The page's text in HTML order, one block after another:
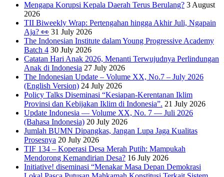
Mengapa Korupsi Kepala Daerah Terus Berulang? 3 August
2026
TII Biweekly Wrap: Pertengahan hingga Akhir Juli, Ngapain
Aja? 👀 31 July 2026
The Indonesian Institute dalam Young Progressive Academy
Batch 4 30 July 2026
Catatan Hari Anak 2026, Menanti Terwujudnya Perlindungan
Anak di Indonesia 27 July 2026
The Indonesian Update – Volume XX, No.7 – July 2026
(English Version) 24 July 2026
Policy Talks Diseminasi “Kesiapan-Kerentanan Iklim
Provinsi dan Kebijakan Iklim di Indonesia”. 21 July 2026
Update Indonesia — Volume XX, No. 7 — Juli 2026
(Bahasa Indonesia) 20 July 2026
Jumlah BUMN Dipangkas, Jangan Lupa Jaga Kualitas
Prosesnya 20 July 2026
TIF 134 – Koperasi Desa Merah Putih: Mampukah
Mendorong Kemandirian Desa? 16 July 2026
Initiative! diseminasi “Menakar Masa Depan Demokrasi